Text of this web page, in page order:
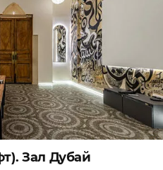
Зал Дубай